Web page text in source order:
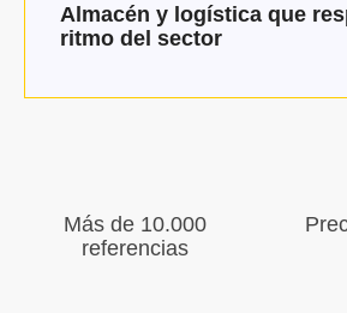
Almacén y logística que
ritmo del sector
Más de 10.000
referencias